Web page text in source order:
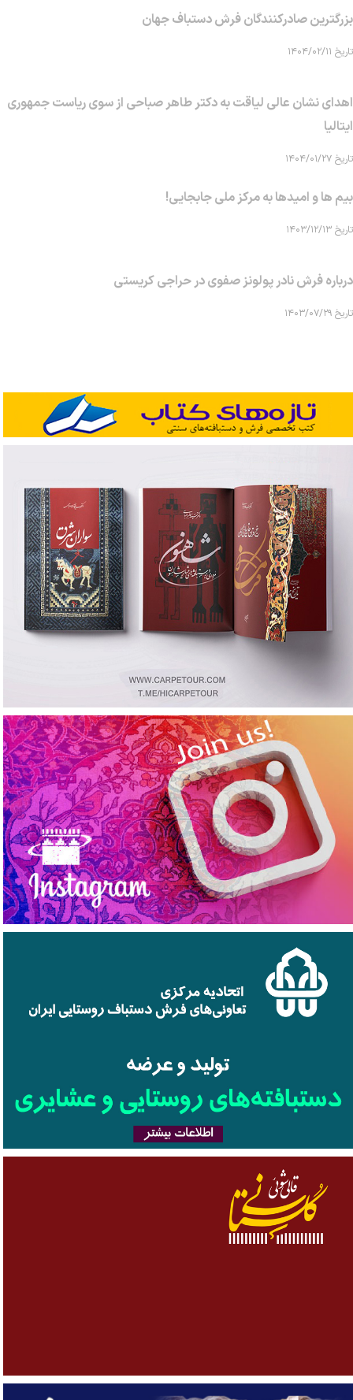
بزرگترین صادرکنندگان فرش دستباف جهان
تاریخ ۱۴۰۴/۰۲/۱۱
اهدای نشان عالی لیاقت به دکتر طاهر صباحی از سوی ریاست جمهوری
ایتالیا
تاریخ ۱۴۰۴/۰۱/۲۷
بیم ها و امیدها به مرکز ملی جابجایی!
تاریخ ۱۴۰۳/۱۲/۱۳
درباره فرش نادر پولونز صفوی در حراجی کریستی
تاریخ ۱۴۰۳/۰۷/۲۹